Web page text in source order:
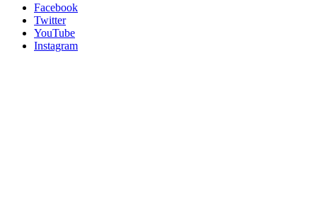
Facebook
Twitter
YouTube
Instagram